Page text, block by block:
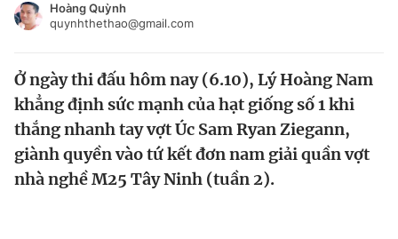
Video Magazine
Sản phẩm khác
Đăng xuất
Hoàng Quỳnh
quynhthethao@gmail.com
Ở ngày thi đấu hôm nay (6.10), Lý Hoàng Nam
khẳng định sức mạnh của hạt giống số 1 khi
thắng nhanh tay vợt Úc Sam Ryan Ziegann,
giành quyền vào tứ kết đơn nam giải quần vợt
nhà nghề M25 Tây Ninh (tuần 2).